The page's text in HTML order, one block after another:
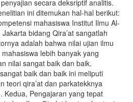
secara deksriptif analitis.
ini ditemukan hal-hal berikut:
mahasiswa Institut Ilmu Al-
Jakarta bidang Qira’at sangatlah
adalah bahwa nilai ujian ilmu
mahasiswa lebih banyak yang
nilai sangat baik dan baik.
baik dan baik ini meliputi
teori qira’at dan parkatekknya
Kedua, Pengajaran yang tepat